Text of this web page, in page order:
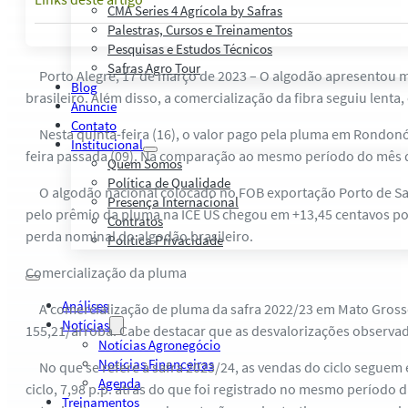
CMA Series 4 Agrícola by Safras
Palestras, Cursos e Treinamentos
Pesquisas e Estudos Técnicos
Safras Agro Tour
Blog
Anuncie
Contato
Institucional
Quem Somos
Política de Qualidade
Presença Internacional
Contratos
Política Privacidade
Análises
Notícias
Notícias Agronegócio
Notícias Financeiras
Agenda
Treinamentos
Porto Alegre, 17 de março de 2023 – O algodão
brasileiro. Além disso, a comercialização da fibra seguiu
Nesta quinta-feira (16), o valor pago pela pluma em
feira passada (09). Na comparação ao mesmo período do
O algodão nacional colocado no FOB exportação Porto de
pelo prêmio da pluma na ICE US chegou em +13,45 centavos
perda nominal do algodão brasileiro.
Comercialização da pluma
A comercialização de pluma da safra 2022/23 em Mato
155,21/arroba. Cabe destacar que as desvalorizações
No que se refere à safra 2023/24, as vendas do ciclo
ciclo, 7,98 p.p. atrás do que foi registrado no mesmo período